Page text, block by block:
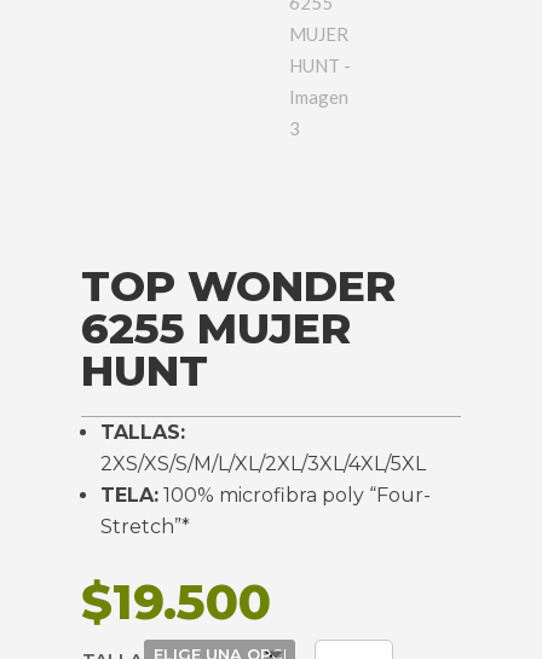
TOP WONDER
6255 MUJER
HUNT
TALLAS:
2XS/XS/S/M/L/XL/2XL/3XL/4XL/5XL
TELA: 100% microfibra poly “Four-
Stretch”*
$19.500